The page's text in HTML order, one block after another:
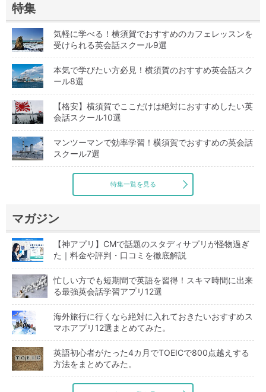
特集
気軽に学べる！横須賀でおすすめのカフェレッスンを
受けられる英会話スクール9選
本気で学びたい方必見！横須賀のおすすめ英会話スク
ール8選
【格安】横須賀でここだけは絶対におすすめしたい英
会話スクール10選
マンツーマンで効率学習！横須賀でおすすめの英会話
スクール7選
特集一覧を見る
マガジン
【神アプリ】CMで話題のスタディサプリが怪物過ぎ
た｜料金や評判・口コミを徹底解説
忙しい方でも短期間で英語を習得！スキマ時間に出来
る最強英会話学習アプリ12選
海外旅行に行くなら絶対に入れておきたいおすすめス
マホアプリ12選まとめてみた。
英語初心者がたった4カ月でTOEICで800点越えする
方法をまとめてみた。